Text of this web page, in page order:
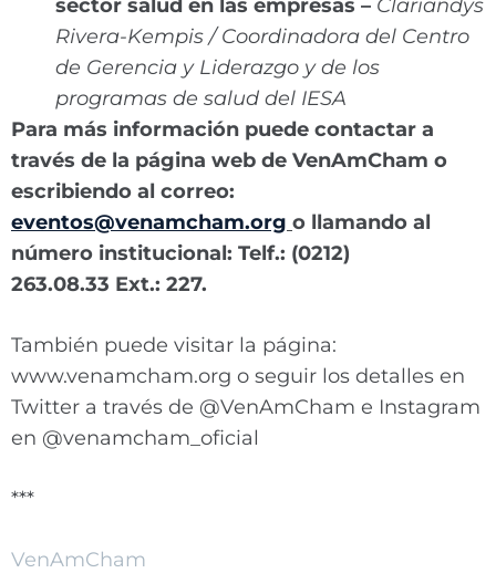
sector salud en las empresas – Clariandys
Rivera-Kempis / Coordinadora del Centro
de Gerencia y Liderazgo y de los
programas de salud del IESA
Para más información puede contactar a
través de la página web de VenAmCham o
escribiendo al correo:
eventos@venamcham.org o llamando al
número institucional: Telf.: (0212)
263.08.33 Ext.: 227.
También puede visitar la página:
www.venamcham.org o seguir los detalles en
Twitter a través de @VenAmCham e Instagram
en @venamcham_oficial
***
VenAmCham